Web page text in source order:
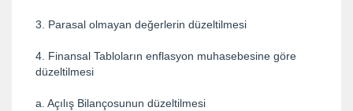
3. Parasal olmayan değerlerin düzeltilmesi
4. Finansal Tabloların enflasyon muhasebesine göre
düzeltilmesi
a. Açılış Bilançosunun düzeltilmesi